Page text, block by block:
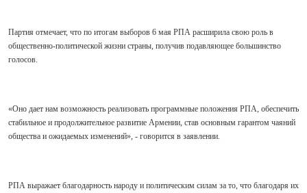
Партия отмечает, что по итогам выборов 6 мая РПА расширила свою роль в
общественно-политической жизни страны, получив подавляющее большинство
голосов.
«Оно дает нам возможность реализовать программные положения РПА, обеспечить
стабильное и продолжительное развитие Армении, став основным гарантом чаяний
общества и ожидаемых изменений», - говорится в заявлении.
РПА выражает благодарность народу и политическим силам за то, что благодаря их